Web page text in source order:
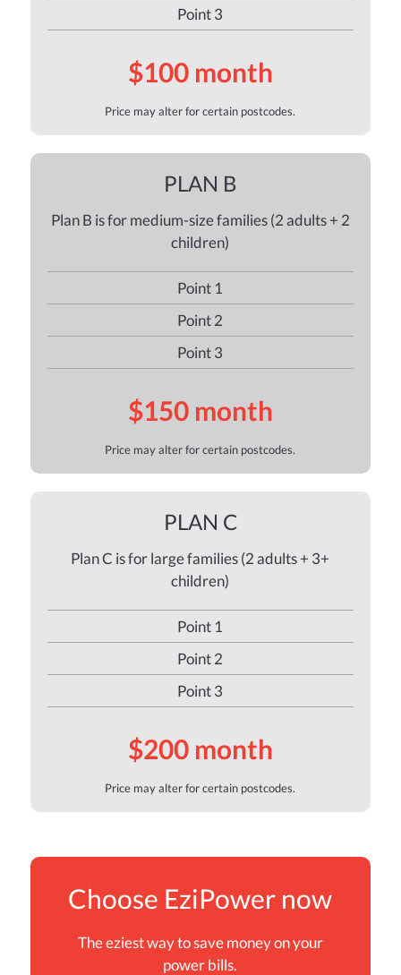
Point 3
$100 month
Price may alter for certain postcodes.
PLAN B
Plan B is for medium-size families (2 adults + 2
children)
Point 1
Point 2
Point 3
$150 month
Price may alter for certain postcodes.
PLAN C
Plan C is for large families (2 adults + 3+
children)
Point 1
Point 2
Point 3
$200 month
Price may alter for certain postcodes.
Choose EziPower now
The eziest way to save money on your
power bills.